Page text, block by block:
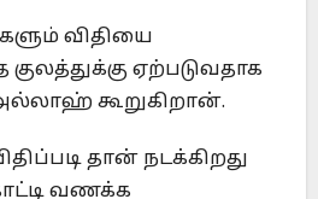
விதியை
ஏற்படுவதாக
கூறுகிறான்.
தான் நடக்கிறது
வணக்க